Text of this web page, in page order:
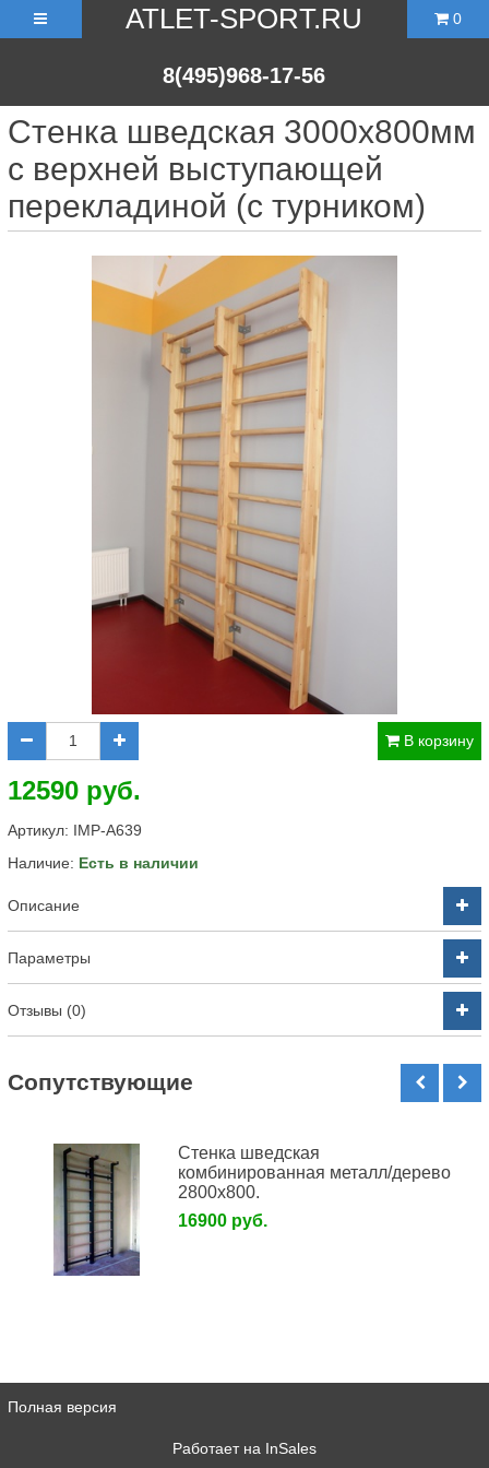
ATLET-SPORT.RU
8(495)968-17-56
0
Стенка шведская 3000х800мм
с верхней выступающей
перекладиной (с турником)
В корзину
12590 руб.
Артикул: IMP-A639
Наличие: Есть в наличии
Описание
Параметры
Отзывы (0)
Cопутствующие
Стенка шведская
комбинированная металл/дерево
2800х800.
16900 руб.
Полная версия
Работает на InSales